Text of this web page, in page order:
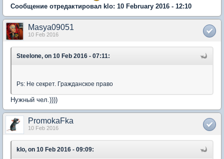
Сообщение отредактировал klo: 10 February 2016 - 12:10
Masya09051
10 Feb 2016
Steelone, on 10 Feb 2016 - 07:11:
Ps: Не секрет. Гражданское право
Нужный чел.))))
PromokaFka
10 Feb 2016
klo, on 10 Feb 2016 - 09:09: